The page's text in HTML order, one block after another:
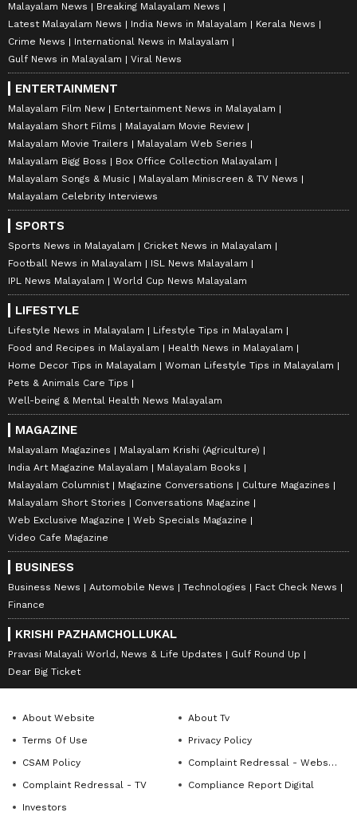
Malayalam News
Breaking Malayalam News
Latest Malayalam News
India News in Malayalam
Kerala News
Crime News
International News in Malayalam
Gulf News in Malayalam
Viral News
ENTERTAINMENT
Malayalam Film New
Entertainment News in Malayalam
Malayalam Short Films
Malayalam Movie Review
Malayalam Movie Trailers
Malayalam Web Series
Malayalam Bigg Boss
Box Office Collection Malayalam
Malayalam Songs & Music
Malayalam Miniscreen & TV News
Malayalam Celebrity Interviews
SPORTS
Sports News in Malayalam
Cricket News in Malayalam
Football News in Malayalam
ISL News Malayalam
IPL News Malayalam
World Cup News Malayalam
LIFESTYLE
Lifestyle News in Malayalam
Lifestyle Tips in Malayalam
Food and Recipes in Malayalam
Health News in Malayalam
Home Decor Tips in Malayalam
Woman Lifestyle Tips in Malayalam
Pets & Animals Care Tips
Well-being & Mental Health News Malayalam
MAGAZINE
Malayalam Magazines
Malayalam Krishi (Agriculture)
India Art Magazine Malayalam
Malayalam Books
Malayalam Columnist
Magazine Conversations
Culture Magazines
Malayalam Short Stories
Conversations Magazine
Web Exclusive Magazine
Web Specials Magazine
Video Cafe Magazine
BUSINESS
Business News Automobile News Technologies
Fact Check News
Finance
KRISHI PAZHAMCHOLLUKAL
Pravasi Malayali World, News & Life Updates
Gulf Round Up
Dear Big Ticket
About Website
About Tv
Terms Of Use
Privacy Policy
CSAM Policy
Complaint Redressal - Website
Complaint Redressal - TV
Compliance Report Digital
Investors